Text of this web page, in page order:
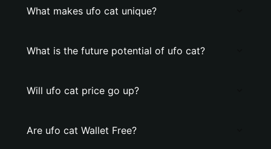
What makes ufo cat unique?
What is the future potential of ufo cat?
Will ufo cat price go up?
Are ufo cat Wallet Free?